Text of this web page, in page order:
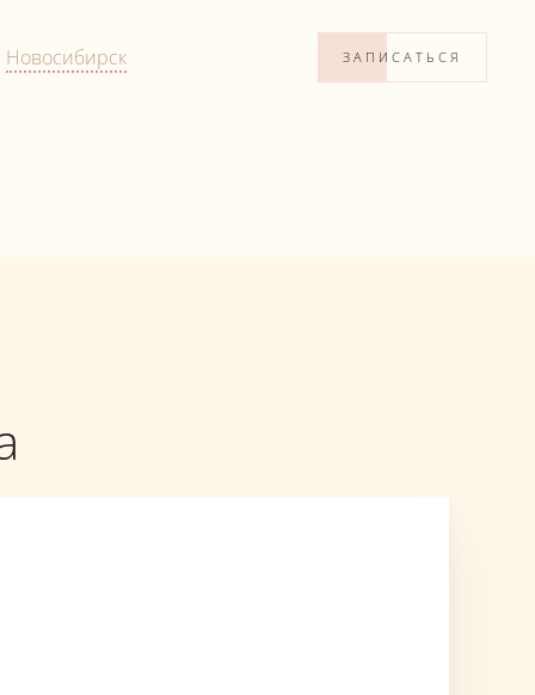
Новосибирск ЗАПИСАТЬСЯ